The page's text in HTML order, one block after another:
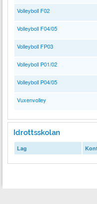
Volleyboll F02
Volleyboll F04/05
Volleyboll FP03
Volleyboll P01/02
Volleyboll P04/05
Vuxenvolley
Idrottsskolan
Lag